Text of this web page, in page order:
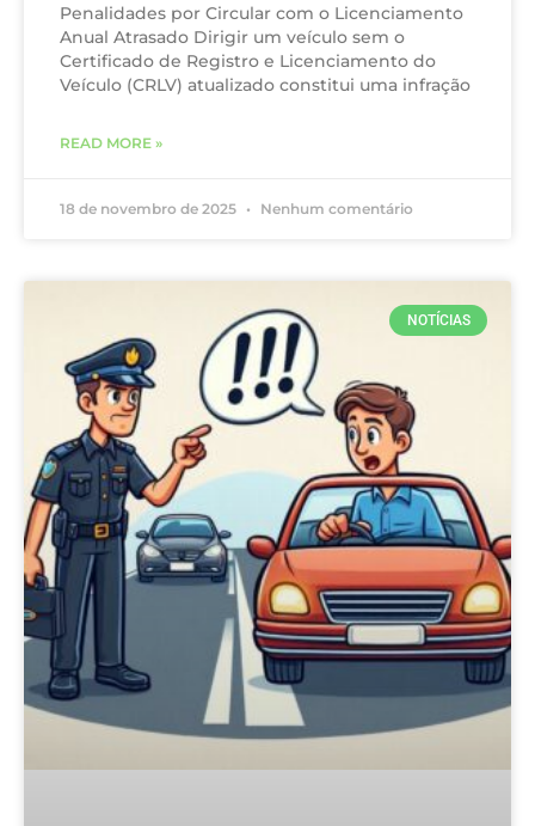
Penalidades por Circular com o Licenciamento
Anual Atrasado Dirigir um veículo sem o
Certificado de Registro e Licenciamento do
Veículo (CRLV) atualizado constitui uma infração
READ MORE »
18 de novembro de 2025 Nenhum comentário
NOTÍCIAS